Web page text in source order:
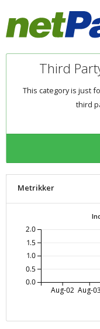
Third
This category is just
third
Metrikker
Aug-02 Aug-03
0.0
0.5
1.0
1.5
2.0